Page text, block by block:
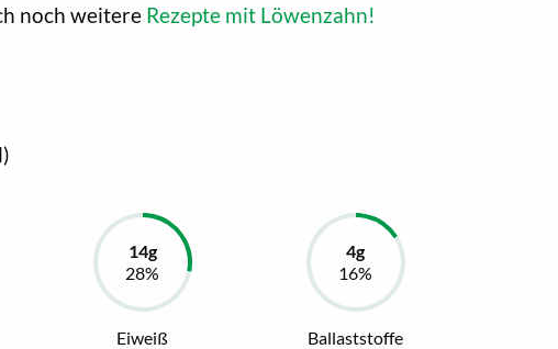
noch weitere Rezepte mit Löwenzahn!
Eiweiß Ballaststoffe